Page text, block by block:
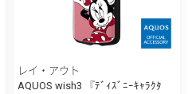
レイ・アウト
AQUOS wish3 『ﾃﾞｨｽﾞﾆｰｷｬﾗｸﾀ